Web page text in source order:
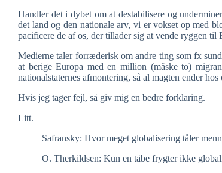
Handler det i dybet om at destabilisere og
det land og den nationale arv, vi er vokset op med
pacificere de af os, der tillader sig at vende ryggen
Medierne taler forræderisk om andre ting som fx
at berige Europa med en million (måske to)
nationalstaternes afmontering, så al magten ender
Hvis jeg tager fejl, så giv mig en bedre forklaring.
Litt.
Safransky: Hvor meget globalisering tåler
O. Therkildsen: Kun en tåbe frygter ikke